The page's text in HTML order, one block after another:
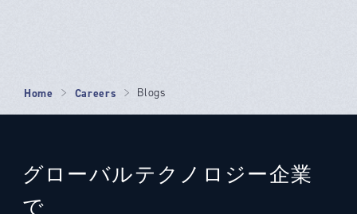
Home Careers Blogs
グローバルテクノロジー企業
で